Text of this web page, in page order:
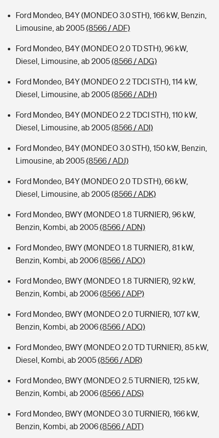
Ford Mondeo, B4Y (MONDEO 3.0 STH), 166 kW, Benzin,
Limousine, ab 2005(8566 / ADF)
Ford Mondeo, B4Y (MONDEO 2.0 TD STH), 96 kW,
Diesel, Limousine, ab 2005(8566 / ADG)
Ford Mondeo, B4Y (MONDEO 2.2 TDCI STH), 114 kW,
Diesel, Limousine, ab 2005(8566 / ADH)
Ford Mondeo, B4Y (MONDEO 2.2 TDCI STH), 110 kW,
Diesel, Limousine, ab 2005(8566 / ADI)
Ford Mondeo, B4Y (MONDEO 3.0 STH), 150 kW, Benzin,
Limousine, ab 2005(8566 / ADJ)
Ford Mondeo, B4Y (MONDEO 2.0 TD STH), 66 kW,
Diesel, Limousine, ab 2005(8566 / ADK)
Ford Mondeo, BWY (MONDEO 1.8 TURNIER), 96 kW,
Benzin, Kombi, ab 2005(8566 / ADN)
Ford Mondeo, BWY (MONDEO 1.8 TURNIER), 81 kW,
Benzin, Kombi, ab 2006(8566 / ADO)
Ford Mondeo, BWY (MONDEO 1.8 TURNIER), 92 kW,
Benzin, Kombi, ab 2006(8566 / ADP)
Ford Mondeo, BWY (MONDEO 2.0 TURNIER), 107 kW,
Benzin, Kombi, ab 2006(8566 / ADQ)
Ford Mondeo, BWY (MONDEO 2.0 TD TURNIER), 85 kW,
Diesel, Kombi, ab 2005(8566 / ADR)
Ford Mondeo, BWY (MONDEO 2.5 TURNIER), 125 kW,
Benzin, Kombi, ab 2006(8566 / ADS)
Ford Mondeo, BWY (MONDEO 3.0 TURNIER), 166 kW,
Benzin, Kombi, ab 2006(8566 / ADT)